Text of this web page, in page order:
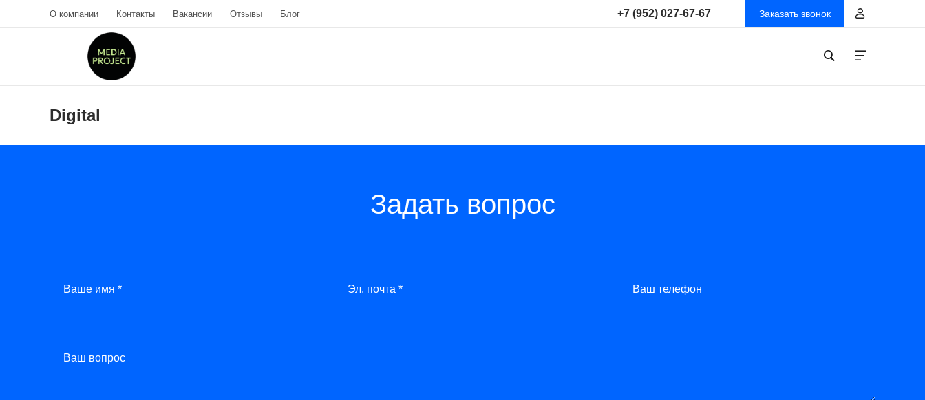
О компании Контакты Вакансии Отзывы Блог +7 (952) 027-67-67 Заказать звонок
Digital
Задать вопрос
Ваше имя * Эл. почта * Ваш телефон
Ваш вопрос